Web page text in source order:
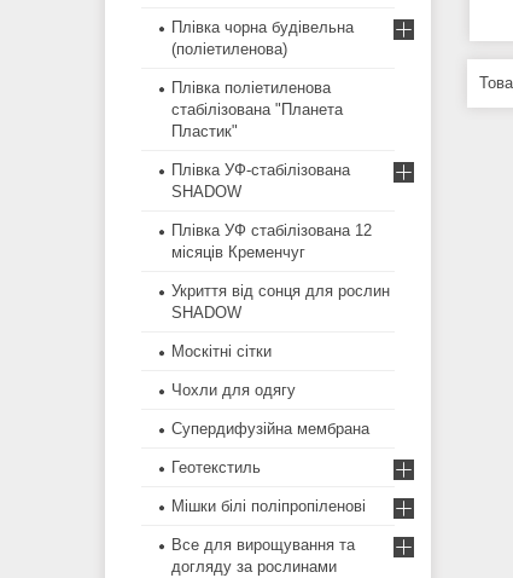
Плівка чорна будівельна
(поліетиленова)
Плівка поліетиленова
стабілізована "Планета
Пластик"
Плівка УФ-стабілізована
SHADOW
Плівка УФ стабілізована 12
місяців Кременчуг
Укриття від сонця для рослин
SHADOW
Москітні сітки
Чохли для одягу
Супердифузійна мембрана
Геотекстиль
Мішки білі поліпропіленові
Все для вирощування та
догляду за рослинами